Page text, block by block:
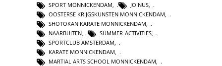
SPORT MONNICKENDAM
JOINUS
OOSTERSE KRIJGSKUNSTEN MONNICKENDAM
SHOTOKAN KARATE MONNICKENDAM
NAARBUITEN
SUMMER-ACTIVITIES
SPORTCLUB AMSTERDAM
KARATE MONNICKENDAM,
MARTIAL ARTS SCHOOL MONNICKENDAM,